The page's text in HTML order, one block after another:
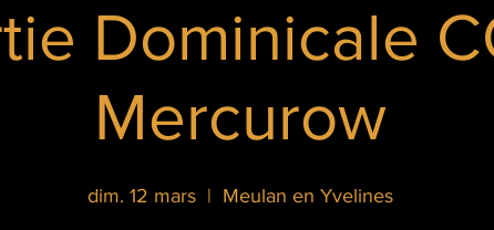
Dominicale
Mercurow
dim. 12 mars
  |
Meulan en Yvelines